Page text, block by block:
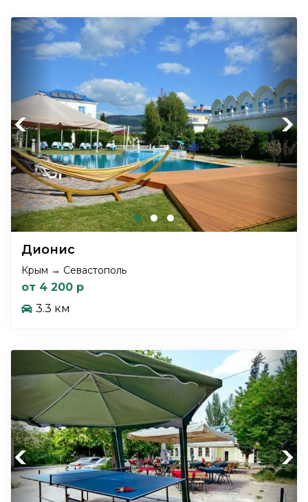
Previous Next
Дионис
Крым → Севастополь
от 4 200 р
3.3 км
Previous Next